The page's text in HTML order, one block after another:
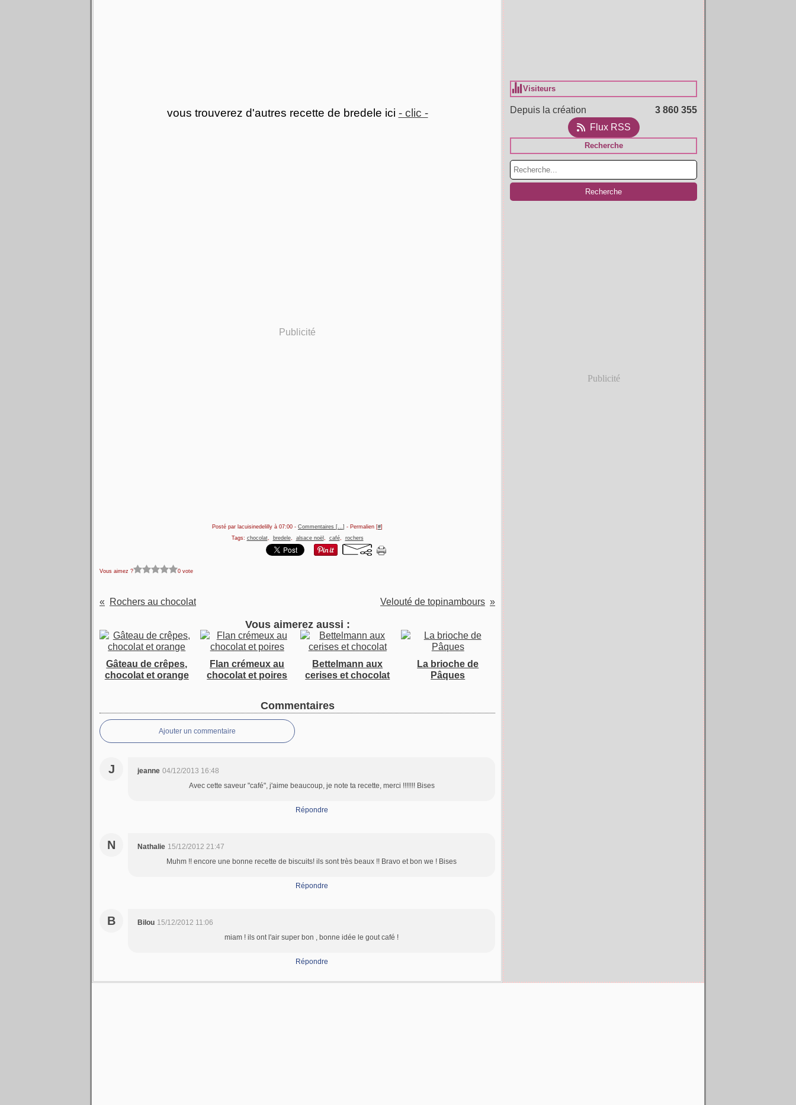
vous trouverez d'autres recette de bredele ici - clic -
Publicité
Posté par lacuisinedelilly à 07:00 - Commentaires […] - Permalien [#]
Tags: chocolat, bredele, alsace noël , café, rochers
Vous aimez ? 0 vote
Rochers au chocolat Velouté de topinambours
Vous aimerez aussi :
Gâteau de crêpes,
chocolat et orange
Flan crémeux au
chocolat et poires
Bettelmann aux
cerises et chocolat
La brioche de
Pâques
Commentaires
Ajouter un commentaire
J jeanne 04/12/2013 16:48
Avec cette saveur "café", j'aime beaucoup, je note ta recette, merci !!!!!!! Bises
Répondre
N Nathalie 15/12/2012 21:47
Muhm !! encore une bonne recette de biscuits! ils sont très beaux !! Bravo et bon we ! Bises
Répondre
B Bilou 15/12/2012 11:06
miam ! ils ont l'air super bon , bonne idée le gout café !
Répondre
Visiteurs
Depuis la création
3 860 355
Flux RSS
Recherche
Publicité